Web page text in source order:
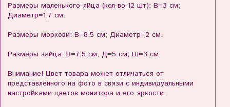
Размеры маленького яйца (кол-во 12 шт): В=3 см;
Диаметр=1,7 см.
Размеры моркови: В=8,5 см; Диаметр=2 см.
Размеры зайца: В=7,5 см; Д=5 см; Ш=3 см.
Внимание! Цвет товара может отличаться от
представленного на фото в связи с индивидуальными
настройками цветов монитора и его яркости.